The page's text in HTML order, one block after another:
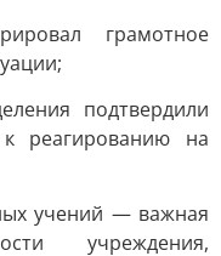
грамотное
подтвердили
реагированию на
учений — важная
учреждения,